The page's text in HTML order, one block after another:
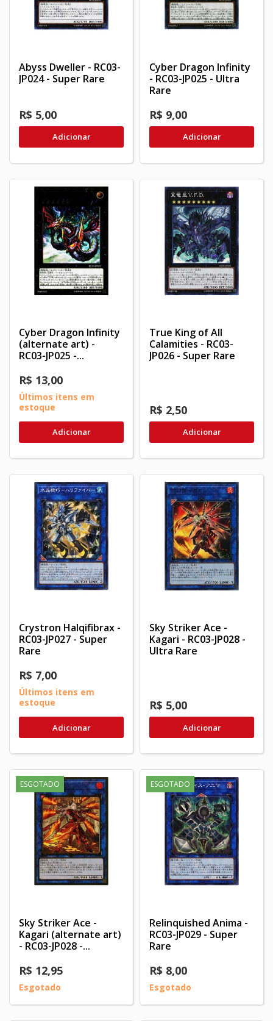
Abyss Dweller - RC03-
JP024 - Super Rare
R$ 5,00
Adicionar
Cyber Dragon Infinity
- RC03-JP025 - Ultra
Rare
R$ 9,00
Adicionar
Cyber Dragon Infinity
(alternate art) -
RC03-JP025 -...
R$ 13,00
Últimos itens em
estoque
Adicionar
True King of All
Calamities - RC03-
JP026 - Super Rare
R$ 2,50
Adicionar
Crystron Halqifibrax -
RC03-JP027 - Super
Rare
R$ 7,00
Últimos itens em
estoque
Adicionar
Sky Striker Ace -
Kagari - RC03-JP028 -
Ultra Rare
R$ 5,00
Adicionar
ESGOTADO
Sky Striker Ace -
Kagari (alternate art)
- RC03-JP028 -...
R$ 12,95
Esgotado
ESGOTADO
Relinquished Anima -
RC03-JP029 - Super
Rare
R$ 8,00
Esgotado